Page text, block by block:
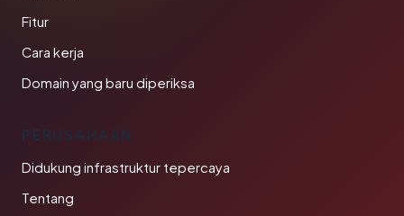
Fitur
Cara kerja
Domain yang baru diperiksa
PERUSAHAAN
Didukung infrastruktur tepercaya
Tentang